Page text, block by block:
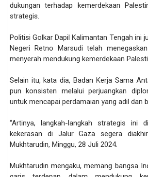
dukungan terhadap kemerdekaan
strategis.
Politisi Golkar Dapil Kalimantan Tengah ini
Negeri Retno Marsudi telah
menyerah mendukung kemerdekaan
Selain itu, kata dia, Badan Kerja Sama
pun konsisten melalui perjuangkan
untuk mencapai perdamaian yang adil dan
“Artinya, langkah-langkah strategis ini
kekerasan di Jalur Gaza segera
Mukhtarudin, Minggu, 28 Juli 2024.
Mukhtarudin mengaku, memang bangsa